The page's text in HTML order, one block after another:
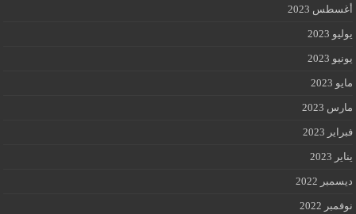
أغسطس 2023
يوليو 2023
يونيو 2023
مايو 2023
مارس 2023
فبراير 2023
يناير 2023
ديسمبر 2022
نوفمبر 2022